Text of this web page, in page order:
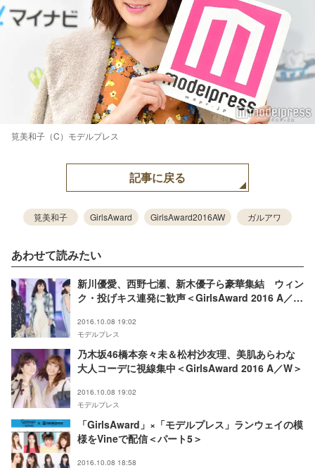
筧美和子（C）モデルプレス
記事に戻る
筧美和子 GirlsAward GirlsAward2016AW ガルアワ
あわせて読みたい
新川優愛、西野七瀬、新木優子ら豪華集結 ウィン
ク・投げキス連発に歓声＜GirlsAward 2016 A／W
2016.10.08 19:02
モデルプレス
乃木坂46橋本奈々未＆松村沙友理、美肌あらわな
大人コーデに視線集中＜GirlsAward 2016 A／W＞
2016.10.08 19:02
モデルプレス
「GirlsAward」×「モデルプレス」ランウェイの模
様をVineで配信＜パート5＞
2016.10.08 18:58